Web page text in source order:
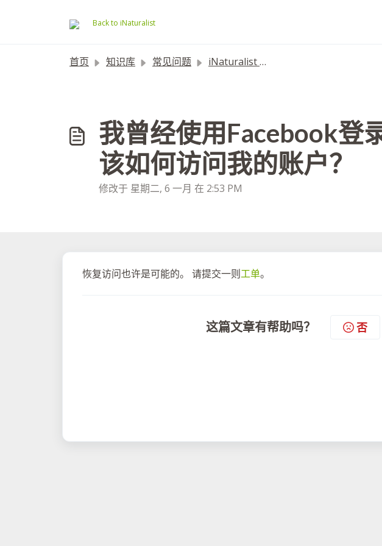
Back to iNaturalist
首页 知识库 常见问题 iNaturalist 帐户常见问题解答
我曾经使用Facebook登
该如何访问我的账户？
修改于 星期二, 6 一月 在 2:53 PM
恢复访问也许是可能的。 请提交一则工单。
这篇文章有帮助吗？ 否